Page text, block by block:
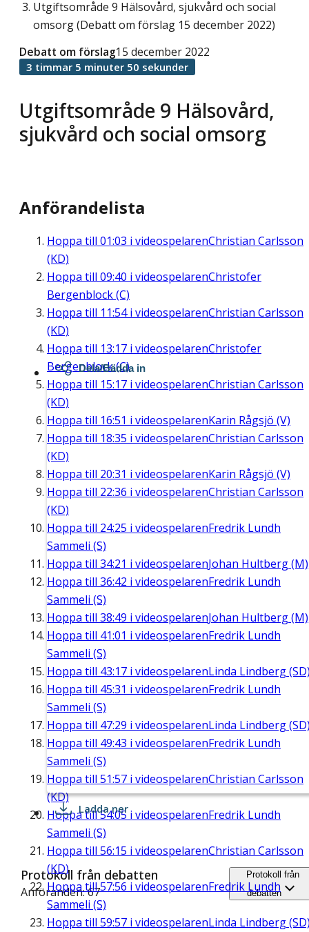
Utgiftsområde 9 Hälsovård, sjukvård och social
omsorg (Debatt om förslag 15 december 2022)
Utgiftsområde 9 Hälsovård,
sjukvård och social omsorg
Debatt om förslag15 december 2022
3 timmar 5 minuter 50 sekunder
Anförandelista
Hoppa till 01:03 i videospelarenChristian Carlsson
(KD)
Hoppa till 09:40 i videospelarenChristofer
Bergenblock (C)
Hoppa till 11:54i videospelarenChristian Carlsson
(KD)
Hoppa till 13:17 i videospelarenChristofer
Bergenblock (C)
Hoppa till 15:17 i videospelarenChristian Carlsson
(KD)
Hoppa till 16:51 i videospelarenKarin Rågsjö (V)
Hoppa till 18:35 i videospelarenChristian Carlsson
(KD)
Hoppa till 20:31 i videospelarenKarin Rågsjö (V)
Hoppa till 22:36 i videospelarenChristian Carlsson
(KD)
Hoppa till 24:25 i videospelarenFredrik Lundh
Sammeli (S)
Hoppa till 34:21 i videospelarenJohan Hultberg (M)
Hoppa till 36:42 i videospelarenFredrik Lundh
Sammeli (S)
Hoppa till 38:49 i videospelarenJohan Hultberg (M)
Hoppa till 41:01 i videospelarenFredrik Lundh
Sammeli (S)
Hoppa till 43:17 i videospelarenLinda Lindberg
Hoppa till 45:31 i videospelarenFredrik Lundh
Sammeli (S)
Hoppa till 47:29 i videospelarenLinda Lindberg
Hoppa till 49:43 i videospelarenFredrik Lundh
Sammeli (S)
Hoppa till 51:57 i videospelarenChristian Carlsson
(KD)
Hoppa till54:05 i videospelarenFredrik Lundh
Sammeli (S)
Hoppa till 56:15 i videospelarenChristian Carlsson
(KD)
Hoppa till57:56 i videospelarenFredrik Lundh
Sammeli (S)
Hoppa till 59:57 i videospelarenLinda Lindberg
Dela/Bädda in
Ladda ner
Protokoll från debatten
Anföranden: 67
Protokoll från
debatten